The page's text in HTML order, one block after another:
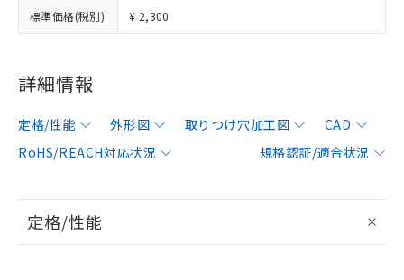
標準価格(税別) ¥ 2,300
詳細情報
定格/性能 外形図 取りつけ穴加工図
CAD
RoHS/REACH対応状況
規格認証/適合状況
定格/性能